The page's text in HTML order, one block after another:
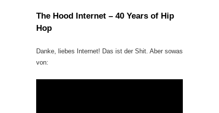
The Hood Internet – 40 Years of Hip
Hop
Danke, liebes Internet! Das ist der Shit. Aber sowas
von: